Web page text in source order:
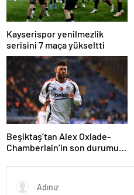
Kayserispor yenilmezlik
serisini 7 maça yükseltti
Beşiktaş’tan Alex Oxlade-
Chamberlain’in son durumu